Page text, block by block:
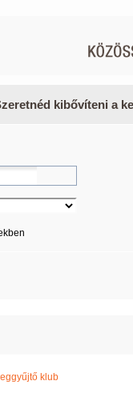
kibővíteni a
klub